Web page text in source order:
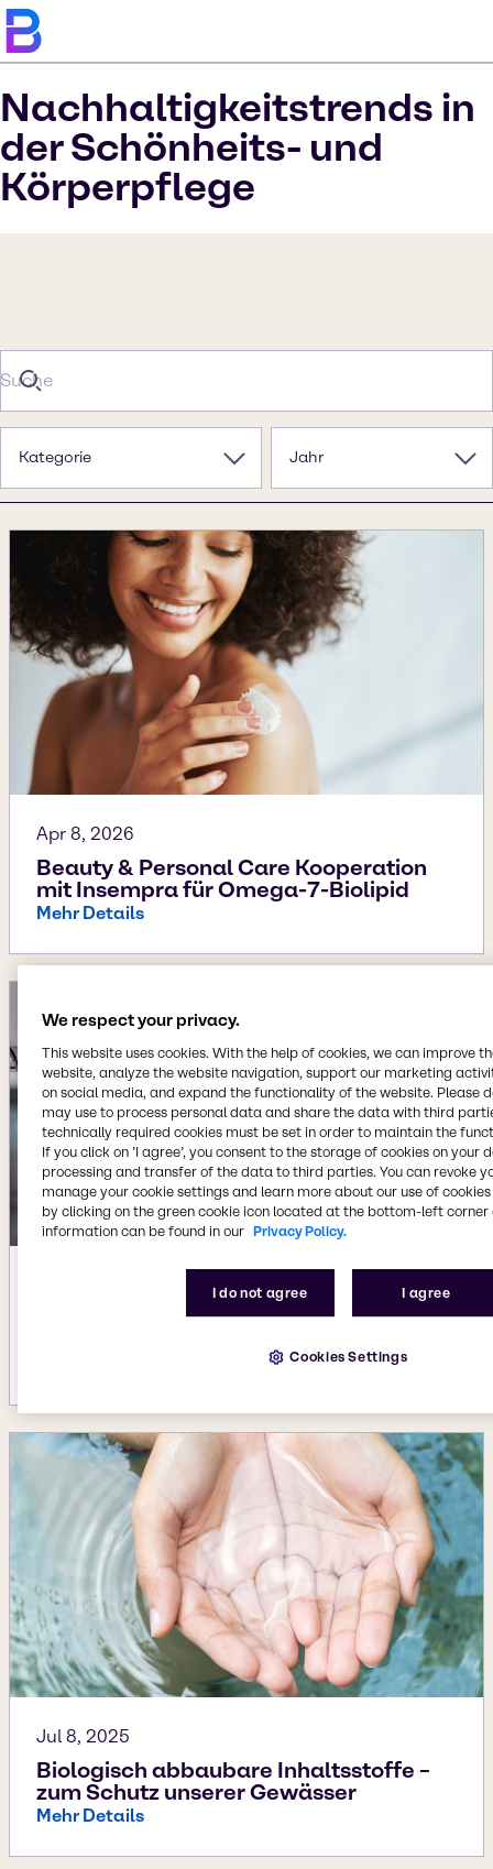
Nachhaltigkeitstrends in
der Schönheits- und
Körperpflege
Kategorie Jahr
Apr 8, 2026
Beauty & Personal Care Kooperation
mit Insempra für Omega-7-Biolipid
Mehr Details
Ethische Beschaffung – Menschen und
Jul 8, 2025
Biologisch abbaubare Inhaltsstoffe –
zum Schutz unserer Gewässer
Mehr Details
We respect your privacy.
This website uses cookies. With the help of cookies, we can improve
website, analyze the website navigation, support our marketing
on social media, and expand the functionality of the website. Please
may use to process personal data and share the data with third
technically required cookies must be set in order to maintain the
If you click on ’I agree’, you consent to the storage of cookies on your
processing and transfer of the data to third parties. You can revoke
manage your cookie settings and learn more about our use of cookies
by clicking on the green cookie icon located at the bottom-left corner
information can be found in our Privacy Policy.
I do not agree I agree
Cookies Settings